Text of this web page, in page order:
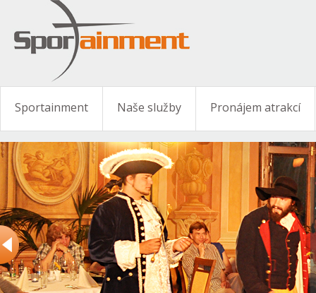
Sportainment Naše služby Pronájem atrakcí